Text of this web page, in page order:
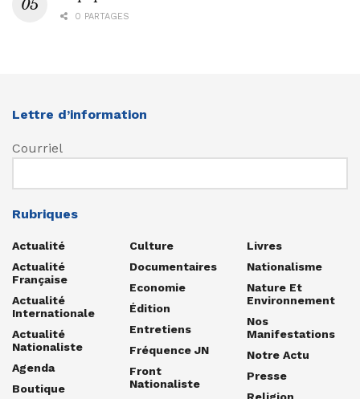
0 PARTAGES
Lettre d’information
Courriel
Rubriques
Actualité
Actualité
Française
Actualité
Internationale
Actualité
Nationaliste
Agenda
Boutique
Culture
Documentaires
Economie
Édition
Entretiens
Fréquence JN
Front
Nationaliste
Livres
Nationalisme
Nature Et
Environnement
Nos
Manifestations
Notre Actu
Presse